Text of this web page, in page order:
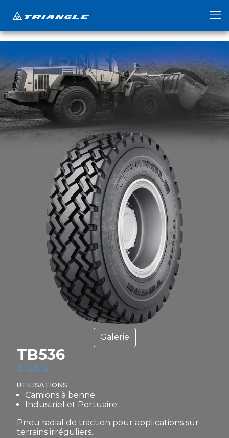
Galerie
TB536
E-2/L-2
UTILISATIONS
Camions à benne
Industriel et Portuaire
Pneu radial de traction pour applications sur
terrains irréguliers.